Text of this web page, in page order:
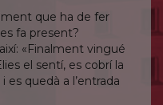
que ha de fer
fa present?
«Finalment vingué
el sentí, es cobrí la
es quedà a l’entrada